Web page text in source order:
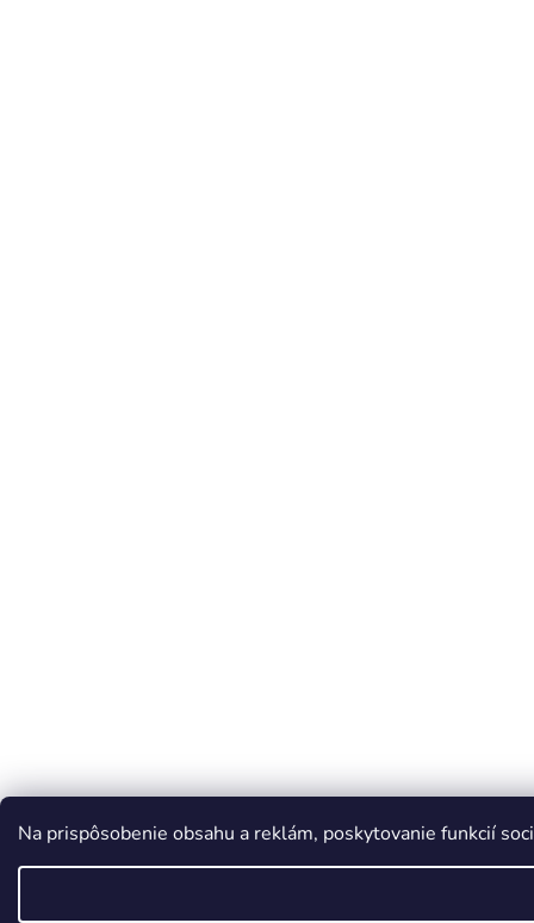
Na prispôsobenie obsahu a reklám, poskytovanie funkcií